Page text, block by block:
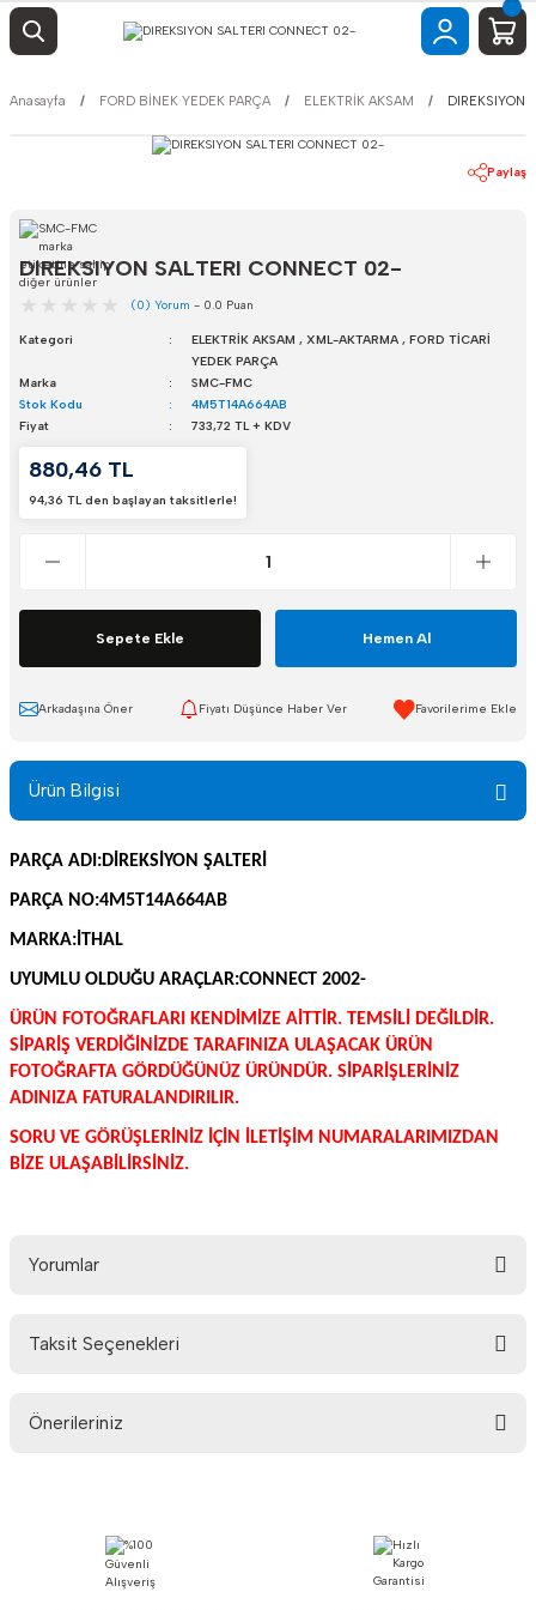
Anasayfa FORD BİNEK YEDEK PARÇA ELEKTRİK AKSAM DIREKSIYON
Paylaş
DIREKSIYON SALTERI CONNECT 02-
(0) Yorum - 0.0 Puan
Kategori ELEKTRİK AKSAM , XML-AKTARMA , FORD TİCARİ
YEDEK PARÇA
Marka
SMC-FMC
Stok Kodu
4M5T14A664AB
Fiyat
733,72 TL + KDV
880,46 TL
94,36 TL den başlayan taksitlerle!
Sepete Ekle Hemen Al
Arkadaşına Öner Fiyatı Düşünce Haber Ver
Ürün Bilgisi
PARÇA ADI:DİREKSİYON ŞALTERİ
PARÇA NO:4M5T14A664AB
MARKA:İTHAL
UYUMLU OLDUĞU ARAÇLAR:CONNECT 2002-
ÜRÜN FOTOĞRAFLARI KENDİMİZE AİTTİR. TEMSİLİ DEĞİLDİR.
SİPARİŞ VERDİĞİNİZDE TARAFINIZA ULAŞACAK ÜRÜN
FOTOĞRAFTA GÖRDÜĞÜNÜZ ÜRÜNDÜR. SİPARİŞLERİNİZ
ADINIZA FATURALANDIRILIR.
SORU VE GÖRÜŞLERİNİZ İÇİN İLETİŞİM NUMARALARIMIZDAN
BİZE ULAŞABİLİRSİNİZ.
Yorumlar
Taksit Seçenekleri
Önerileriniz
Görüş ve önerileriniz için teşekkür ederiz.